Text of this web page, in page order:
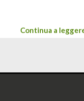
Continua a